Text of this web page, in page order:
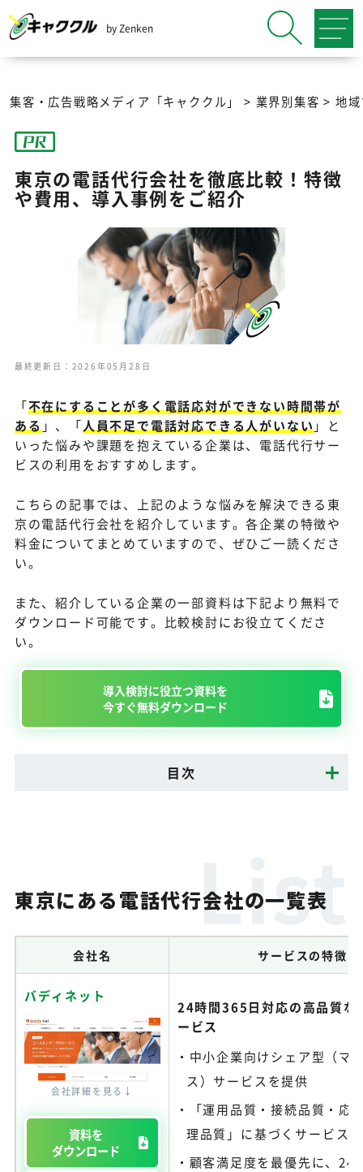
by Zenken
集客・広告戦略メディア「キャククル」 > 業界別集客 > 地
東京の電話代行会社を徹底比較！特徴
や費用、導入事例をご紹介
最終更新日：2026年05月28日
「不在にすることが多く電話応対ができない時間帯が
ある」、「人員不足で電話対応できる人がいない」と
いった悩みや課題を抱えている企業は、電話代行サー
ビスの利用をおすすめします。
こちらの記事では、上記のような悩みを解決できる東
京の電話代行会社を紹介しています。各企業の特徴や
料金についてまとめていますので、ぜひご一読くださ
い。
また、紹介している企業の一部資料は下記より無料で
ダウンロード可能です。比較検討にお役立てくださ
い。
導入検討に役立つ資料を
今すぐ無料ダウンロード
目次
東京にある電話代行会社の一覧表
会社名 サービスの特徴
バディネット
会社詳細を見る↓
資料を
ダウンロード
24時間365日対応の高品質な
ービス
中小企業向けシェア型（マ
ス）サービスを提供
「運用品質・接続品質・応
理品質」に基づくサービス
顧客満足度を最優先に、24